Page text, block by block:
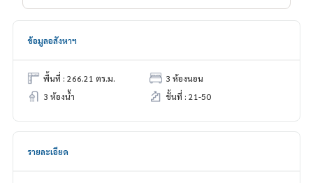
ข้อมูลอสังหาฯ
พื้นที่ : 266.21 ตร.ม.
3 ห้องนอน
3 ห้องน้ำ
ชั้นที่ : 21-50
รายละเอียด